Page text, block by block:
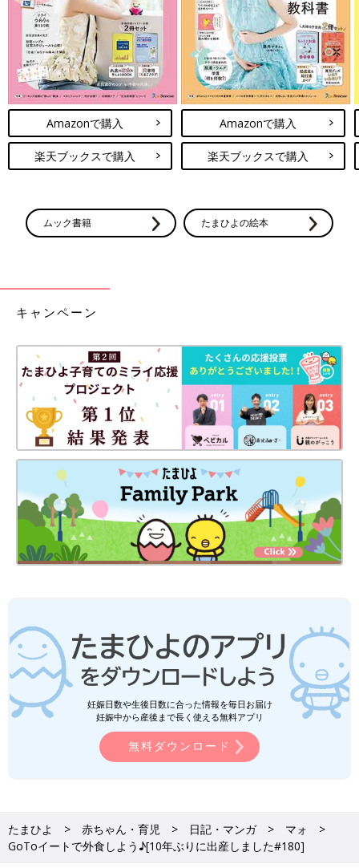
Amazonで購入
楽天ブックスで購入
Amazonで購入
楽天ブックスで購入
ムック書籍 たまひよの絵本
キャンペーン
妊娠日数や生後日数に合った情報を毎日お届け
妊娠中から産後まで長く使える無料アプリ
無料ダウンロード
たまひよ 赤ちゃん・育児 日記・マンガ
マォ
GoToイートで外食しよう♪[10年ぶりに出産しました#180]